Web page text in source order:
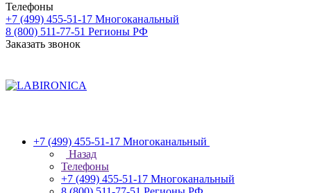
Телефоны
+7 (499) 455-51-17 Многоканальный
8 (800) 511-77-51 Регионы РФ
Заказать звонок
+7 (499) 455-51-17 Многоканальный
Назад
Телефоны
+7 (499) 455-51-17 Многоканальный